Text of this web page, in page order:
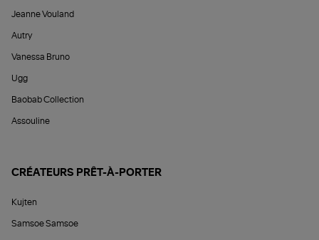
Jeanne Vouland
Autry
Vanessa Bruno
Ugg
Baobab Collection
Assouline
CRÉATEURS PRÊT-À-PORTER
Kujten
Samsoe Samsoe